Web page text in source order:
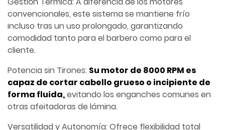
convencionales, este sistema se mantiene frío
incluso tras un uso prolongado, garantizando
comodidad tanto para el barbero como para el
cliente.
Potencia sin Tirones: Su motor de 8000 RPM es
capaz de cortar cabello grueso o incipiente de
forma fluida,evitando los enganches comunes en
otras afeitadoras de lámina.
Versatilidad y Autonomía: Ofrece flexibilidad total